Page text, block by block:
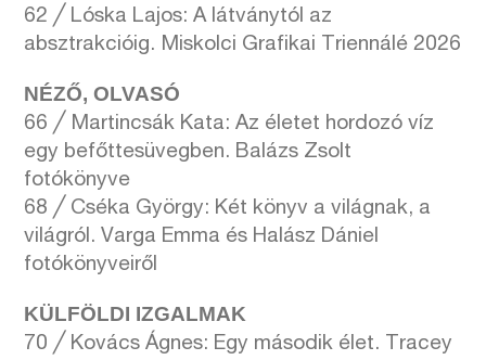
62 ╱ Lóska Lajos: A látványtól az
absztrakcióig. Miskolci Grafikai Triennálé 2026
NÉZŐ, OLVASÓ
66 ╱ Martincsák Kata: Az életet hordozó víz
egy befőttesüvegben. Balázs Zsolt
fotókönyve
68 ╱ Cséka György: Két könyv a világnak, a
világról. Varga Emma és Halász Dániel
fotókönyveiről
KÜLFÖLDI IZGALMAK
70 ╱ Kovács Ágnes: Egy második élet. Tracey